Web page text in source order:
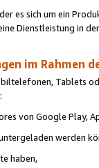
es sich um ein
Dienstleistung in
im Rahmen
Tablets
von Google Play,
werden
haben,